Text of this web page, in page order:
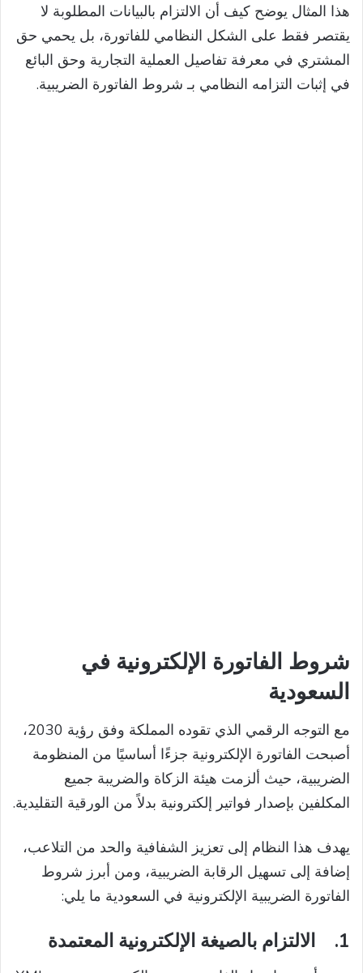
هذا المثال يوضح كيف أن الالتزام بالبيانات المطلوبة لا
يقتصر فقط على الشكل النظامي للفاتورة، بل يحمي حق
المشتري في معرفة تفاصيل العملية التجارية وحق البائع
في إثبات التزامه النظامي بـ شروط الفاتورة الضريبية.
شروط الفاتورة الإلكترونية في
السعودية
مع التوجه الرقمي الذي تقوده المملكة وفق رؤية 2030،
أصبحت الفاتورة الإلكترونية جزءًا أساسيًا من المنظومة
الضريبية، حيث ألزمت هيئة الزكاة والضريبة جميع
المكلفين بإصدار فواتير إلكترونية بدلاً من الورقية التقليدية.
يهدف هذا النظام إلى تعزيز الشفافية والحد من التلاعب،
إضافة إلى تسهيل الرقابة الضريبية، ومن أبرز شروط
الفاتورة الضريبية الإلكترونية في السعودية ما يلي:
1. الالتزام بالصيغة الإلكترونية المعتمدة